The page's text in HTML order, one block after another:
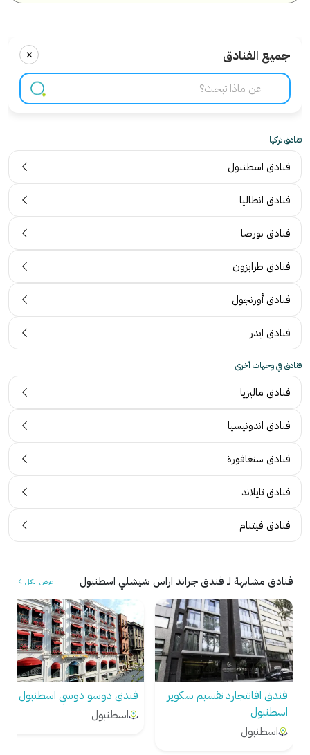
جميع الفنادق ×
فنادق تركيا
فنادق اسطنبول
فنادق انطاليا
فنادق بورصا
فنادق طرابزون
فنادق أوزنجول
فنادق ايدر
فنادق في وجهات أخرى
فنادق ماليزيا
فنادق اندونيسيا
فنادق سنغافورة
فنادق تايلاند
فنادق فيتنام
فنادق مشابهة لـ فندق جراند اراس شيشلي اسطنبول عرض الكل
فندق دوسو دوسي اسطنبول
اسطنبول
فندق سورا ديزاين اسطنبول
اسطنبول